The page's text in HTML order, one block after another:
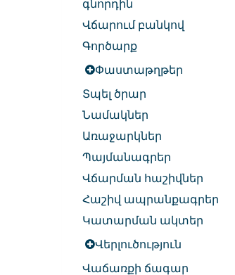
գնորդին
Վճարում բանկով
Գործարք
Փաստաթղթեր
Տպել ծրար
Նամակներ
Առաջարկներ
Պայմանագրեր
Վճարման հաշիվներ
Հաշիվ ապրանքագրեր
Կատարման ակտեր
Վերլուծություն
Վաճառքի ճագար